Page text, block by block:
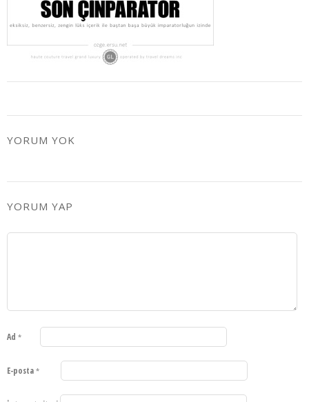
YORUM YOK
YORUM YAP
Ad *
E-posta *